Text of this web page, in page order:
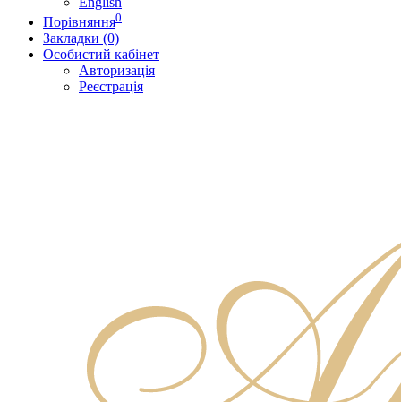
Порівняння0
Закладки (0)
Особистий кабінет
Авторизація
Реєстрація